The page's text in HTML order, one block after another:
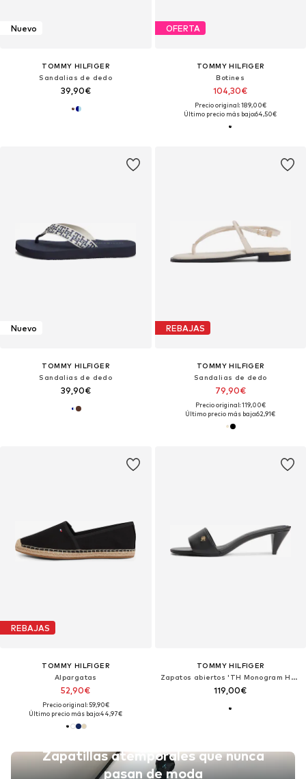
Nuevo
TOMMY HILFIGER
Sandalias de dedo
39,90€
OFERTA
TOMMY HILFIGER
Botines
104,30€
Precio original: 189,00€
Último precio más bajo:64,50€
Nuevo
TOMMY HILFIGER
Sandalias de dedo
39,90€
REBAJAS
TOMMY HILFIGER
Sandalias de dedo
79,90€
Precio original: 119,00€
Último precio más bajo:62,91€
REBAJAS
TOMMY HILFIGER
Alpargatas
52,90€
Precio original: 59,90€
Último precio más bajo:44,97€
Zapatillas atemporales que nunca
pasan de moda
TOMMY HILFIGER
Zapatos abiertos 'TH Monogram Heeled'
119,00€